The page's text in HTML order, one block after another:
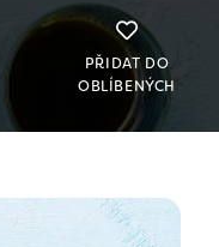
PŘIDAT DO
OBLÍBENÝCH